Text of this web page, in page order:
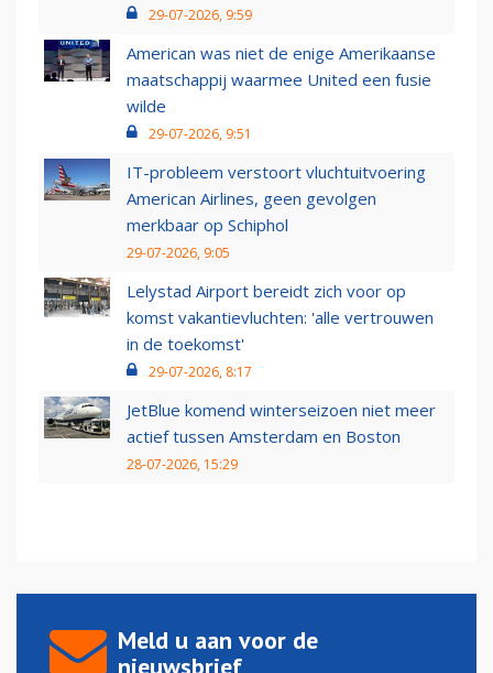
29-07-2026, 9:59
American was niet de enige Amerikaanse
maatschappij waarmee United een fusie
wilde
29-07-2026, 9:51
IT-probleem verstoort vluchtuitvoering
American Airlines, geen gevolgen
merkbaar op Schiphol
29-07-2026, 9:05
Lelystad Airport bereidt zich voor op
komst vakantievluchten: 'alle vertrouwen
in de toekomst'
29-07-2026, 8:17
JetBlue komend winterseizoen niet meer
actief tussen Amsterdam en Boston
28-07-2026, 15:29
Meld u aan voor de
nieuwsbrief